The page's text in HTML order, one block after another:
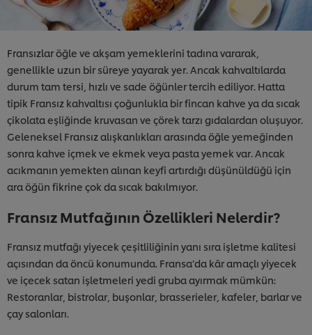
Fransızlar öğle ve akşam yemeklerini tadına vararak,
genellikle uzun bir süreye yayarak yer. Ancak kahvaltılarda
durum tam tersi, hızlı ve sade öğünler tercih ediliyor. Hatta
tipik Fransız kahvaltısı çoğunlukla bir fincan kahve ya da sıcak
çikolata eşliğinde kruvasan ve çörek tarzı gıdalardan oluşuyor.
Geleneksel Fransız alışkanlıkları arasında öğle yemeğinden
sonra kahve içmek ve ekmek veya pasta yemek var. Ancak
acıkmanın yemekten alınan keyfi artırdığı düşünüldüğü için
ara öğün fikrine çok da sıcak bakılmıyor.
Fransız Mutfağının Özellikleri Nelerdir?
Fransız mutfağı yiyecek çeşitliliğinin yanı sıra işletme kalitesi
açısından da öncü konumunda. Fransa’da kâr amaçlı yiyecek
ve içecek satan işletmeleri yedi gruba ayırmak mümkün:
Restoranlar, bistrolar, buşonlar, brasserieler, kafeler, barlar ve
çay salonları.